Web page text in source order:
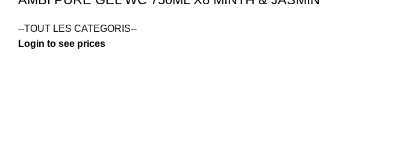
--TOUT LES CATEGORIS--
Login to see prices